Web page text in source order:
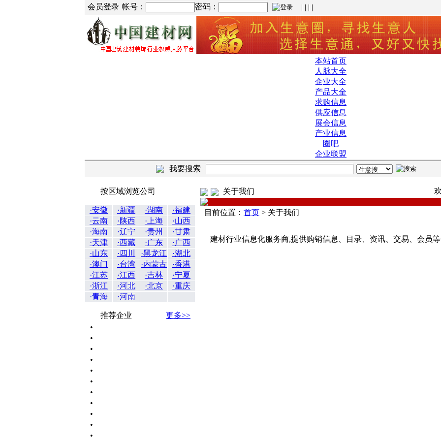
会员登录 帐号： 密码： | | | |
本站首页
人脉大全
企业大全
产品大全
求购信息
供应信息
展会信息
产业信息
圈吧
企业联盟
我要搜索
按区域浏览公司
·安徽 ·新疆 ·湖南
·福建
·云南
·陕西 ·上海
·山西
·海南
·辽宁 ·贵州
·甘肃
·天津
·西藏 ·广东
·广西
·山东
·四川 ·黑龙江
·湖北
·澳门
·台湾 ·内蒙古
·香港
·江苏
·江西 ·吉林
·宁夏
·浙江
·河北 ·北京
·重庆
·青海
·河南
推荐企业
更多>>
•
•
•
•
•
•
•
•
•
•
•
关于我们
目前位置： 首页 > 关于我们
建材行业信息化服务商,提供购销信息、目录、资讯、交易、会员等